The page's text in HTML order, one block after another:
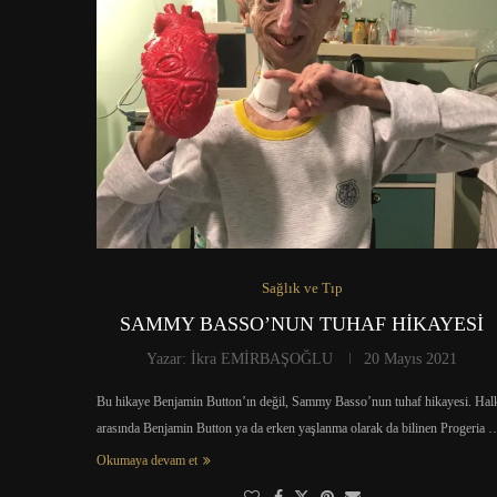
Sağlık ve Tıp
SAMMY BASSO’NUN TUHAF HİKAYESİ
Yazar: İkra EMİRBAŞOĞLU 20 Mayıs 2021
Bu hikaye Benjamin Button’ın değil, Sammy Basso’nun tuhaf hikayesi.
arasında Benjamin Button ya da erken yaşlanma olarak da bilinen Progeria
Okumaya devam et